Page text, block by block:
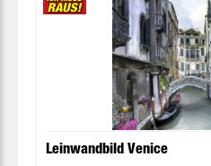
Leinwandbild Venice